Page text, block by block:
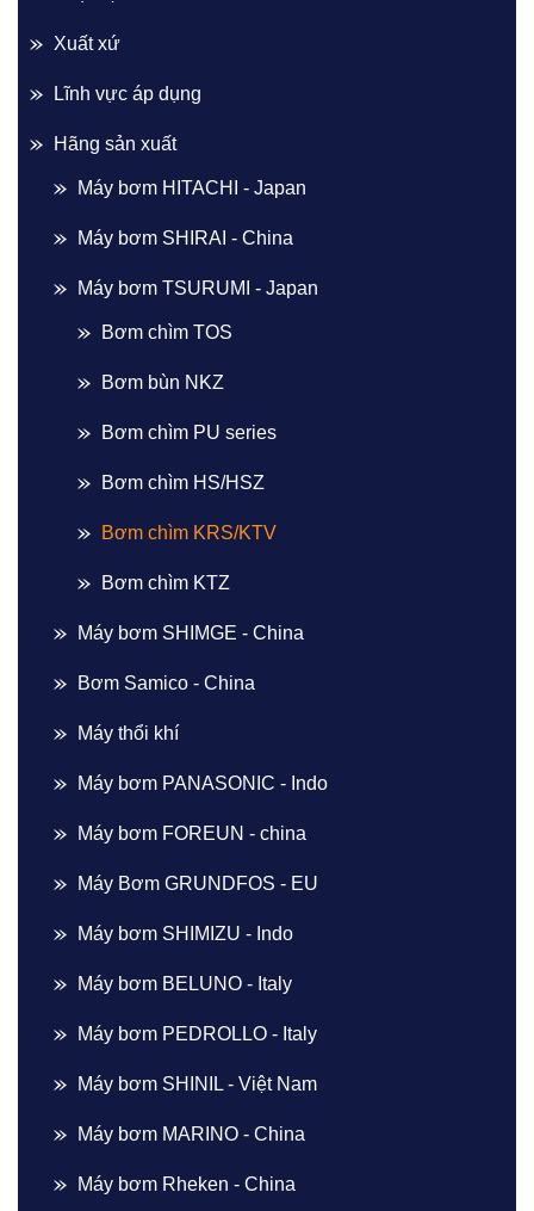
Xuất xứ
Lĩnh vực áp dụng
Hãng sản xuất
Máy bơm HITACHI - Japan
Máy bơm SHIRAI - China
Máy bơm TSURUMI - Japan
Bơm chìm TOS
Bơm bùn NKZ
Bơm chìm PU series
Bơm chìm HS/HSZ
Bơm chìm KRS/KTV
Bơm chìm KTZ
Máy bơm SHIMGE - China
Bơm Samico - China
Máy thổi khí
Máy bơm PANASONIC - Indo
Máy bơm FOREUN - china
Máy Bơm GRUNDFOS - EU
Máy bơm SHIMIZU - Indo
Máy bơm BELUNO - Italy
Máy bơm PEDROLLO - Italy
Máy bơm SHINIL - Việt Nam
Máy bơm MARINO - China
Máy bơm Rheken - China